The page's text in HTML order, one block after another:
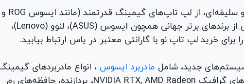
برای هر نیاز و سلیقه‌ای، از لپ تاپ‌های گیمینگ قدرتمند (مانند ایسوس ROG و
TUF) تا لپ تاپ‌های دانشجویی، اداری و مهندسی از برندهای برتر جهانی همچون ایسوس (ASUS)، لنوو (Lenovo)،
جدید، شامل مادربرد ایسوس ، انواع مادربردهای
برندهای مطرح ام اس آی و گیگابیت. خرید کارت‌های گرافیک NVIDIA RTX, AMD Radeon، پردازنده‌، حافظه‌های رم